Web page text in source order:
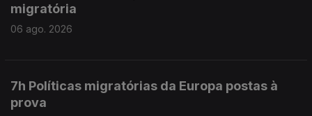
migratória
06 ago. 2026
7h Políticas migratórias da Europa postas à
prova